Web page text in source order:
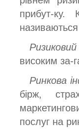
прибут-ку.
високим за-
Ринкова
бірж,
послуг на